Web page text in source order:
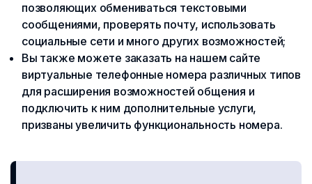
позволяющих обмениваться текстовыми
сообщениями, проверять почту, использовать
социальные сети и много других возможностей;
Вы также можете заказать на нашем сайте
виртуальные телефонные номера различных типов
для расширения возможностей общения и
подключить к ним дополнительные услуги,
призваны увеличить функциональность номера.